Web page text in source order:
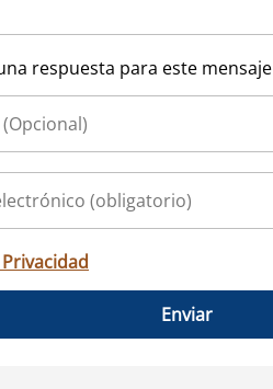
respuesta para este mensaje
Enviar